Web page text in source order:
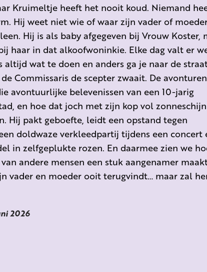
Kruimeltje heeft het nooit koud. Niemand
Hij weet niet wie of waar zijn vader of
Hij is als baby afgegeven bij Vrouw Koster,
haar in dat alkoofwoninkie. Elke dag valt er
altijd wat te doen en anders ga je naar de
Commissaris de scepter zwaait. De
avontuurlijke belevenissen van een 10-jarig
en hoe dat joch met zijn kop vol
Hij pakt geboefte, leidt een opstand tegen
doldwaze verkleedpartij tijdens een concert
in zelfgeplukte rozen. En daarmee zien we
andere mensen een stuk aangenamer
vader en moeder ooit terugvindt… maar zal
2026